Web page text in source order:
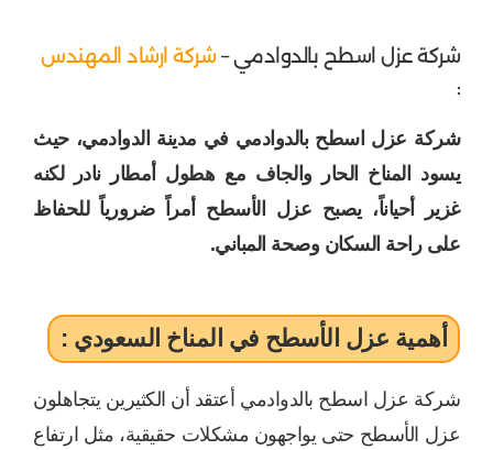
شركة عزل اسطح بالدوادمي – شركة ارشاد المهندس
:
شركة عزل اسطح بالدوادمي في مدينة الدوادمي، حيث
يسود المناخ الحار والجاف مع هطول أمطار نادر لكنه
غزير أحياناً، يصبح عزل الأسطح أمراً ضرورياً للحفاظ
على راحة السكان وصحة المباني.
أهمية عزل الأسطح في المناخ السعودي :
شركة عزل اسطح بالدوادمي أعتقد أن الكثيرين يتجاهلون
عزل الأسطح حتى يواجهون مشكلات حقيقية، مثل ارتفاع